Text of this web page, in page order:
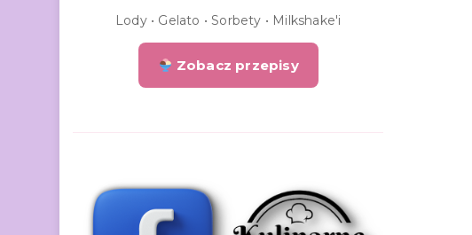
Lody • Gelato • Sorbety • Milkshake'i
Zobacz przepisy